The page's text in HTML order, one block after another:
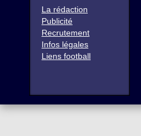
La rédaction
Publicité
Recrutement
Infos légales
Liens football